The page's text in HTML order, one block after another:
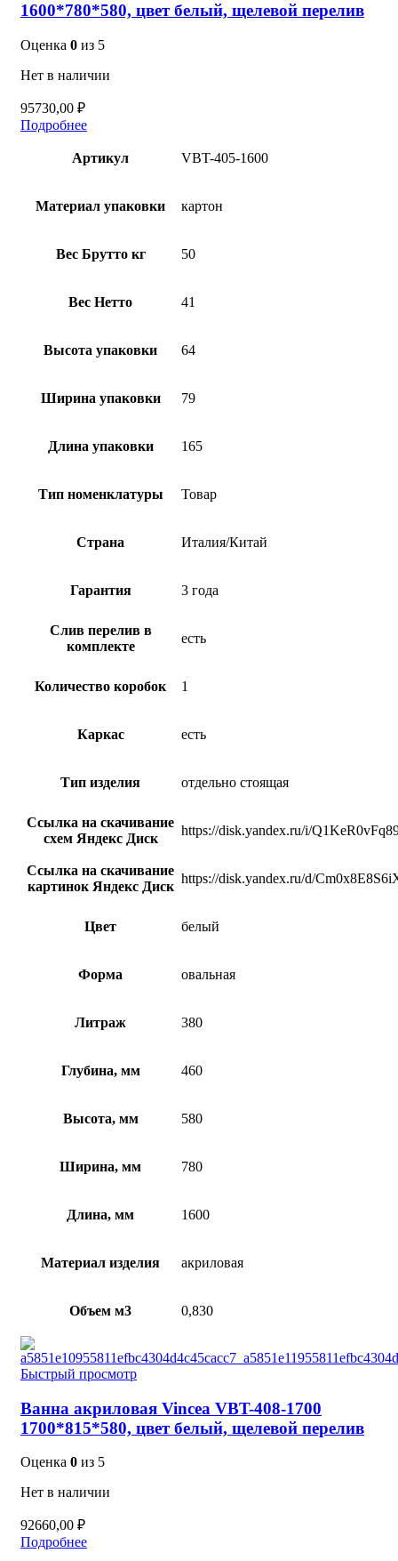
1600*780*580, цвет белый, щелевой перелив
Оценка 0 из 5
Нет в наличии
95730,00 ₽
Подробнее
Артикул VBT-405-1600
Материал упаковки картон
Вес Брутто кг 50
Вес Нетто 41
Высота упаковки 64
Ширина упаковки 79
Длина упаковки 165
Тип номенклатуры Товар
Страна Италия/Китай
Гарантия 3 года
Слив перелив в
комплекте
есть
Количество коробок 1
Каркас есть
Тип изделия отдельно стоящая
Ссылка на скачивание
схем Яндекс Диск
https://disk.yandex.ru/i/
Ссылка на скачивание
картинок Яндекс Диск
https://disk.yandex.ru/d/
Цвет белый
Форма овальная
Литраж 380
Глубина, мм 460
Высота, мм 580
Ширина, мм 780
Длина, мм 1600
Материал изделия акриловая
Объем м3 0,830
Быстрый просмотр
Ванна акриловая Vincea VBT-408-1700
1700*815*580, цвет белый, щелевой перелив
Оценка 0 из 5
Нет в наличии
92660,00 ₽
Подробнее